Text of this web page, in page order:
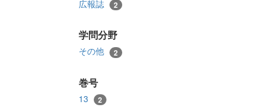
広報誌 2
学問分野
その他 2
巻号
13 2